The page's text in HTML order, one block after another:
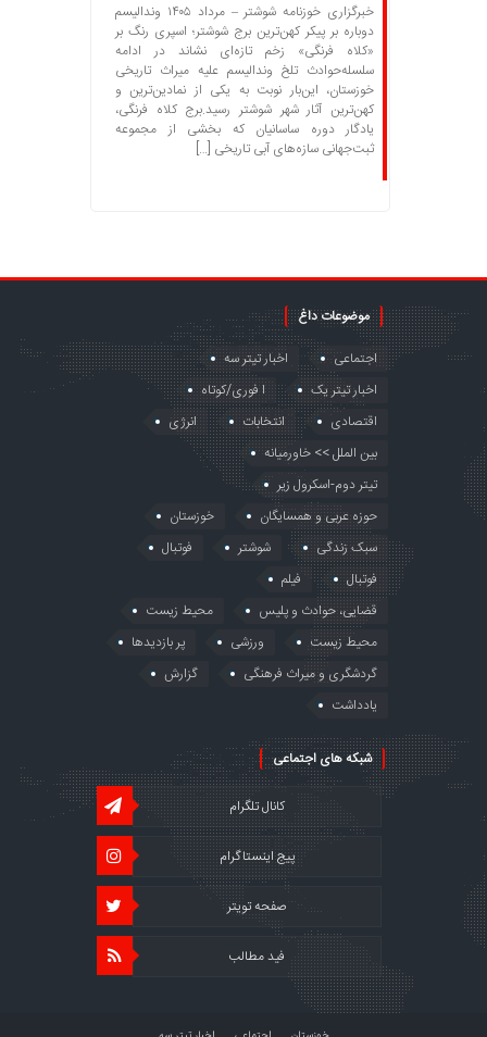
خبرگزاری خوزنامه شوشتر – مرداد ۱۴۰۵ وندالیسم
دوباره بر پیکر کهن‌ترین برج شوشتر؛ اسپری رنگ بر
«کلاه فرنگی» زخم تازه‌ای نشاند در ادامه
سلسله‌حوادث تلخ وندالیسم علیه میراث تاریخی
خوزستان، این‌بار نوبت به یکی از نمادین‌ترین و
کهن‌ترین آثار شهر شوشتر رسید.برج کلاه فرنگی،
یادگار دوره ساسانیان که بخشی از مجموعه
ثبت‌جهانی سازه‌های آبی تاریخی […]
موضوعات داغ
اجتماعی
اخبار تیتر سه
اخبار تیتر یک
ا فوری/کوتاه
اقتصادی
انتخابات
انرژی
بین الملل >> خاورمیانه
تیتر دوم-اسکرول زیر
حوزه عربی و همسایگان
خوزستان
سبک زندگی
شوشتر
فوتبال
فوتبال
فیلم
قضایی، حوادث و پلیس
محیط زیست
محیط زیست
ورزشی
پر بازدیدها
گردشگری و میراث فرهنگی
گزارش
یادداشت
شبکه های اجتماعی
کانال تلگرام
پیج اینستاگرام
صفحه تویتر
فید مطالب